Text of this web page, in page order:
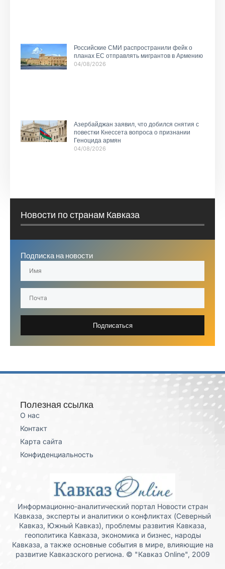
Российские СМИ распространили фейк о
планах ЕС отправлять мигрантов в Армению
04/08/2026
Азербайджан заявил, что добился снятия с
повестки Кнессета вопроса о признании
Геноцида армян
04/08/2026
Новости по странам Кавказа
Подписка на новости
Подписаться
Полезная ссылка
О нас
Контакт
Карта сайта
Конфиденциальность
Информационно-аналитический портал Новости стран
Кавказа, эксперты и аналитики о конфликтах (Северный
Кавказ, Южный Кавказ), проблемы развития Кавказа,
геополитика Кавказа, экономика и бизнес, народы
Кавказа, а также основные события в мире, влияющие на
развитие Кавказского региона. © "Кавказ Online", 2009